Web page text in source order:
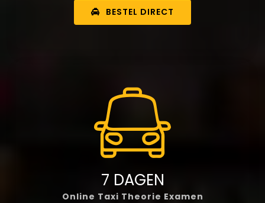
BESTEL DIRECT
7 DAGEN
Online Taxi Theorie Examen